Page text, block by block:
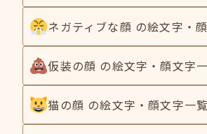
ネガティブな顔 の絵文字・
仮装の顔 の絵文字・顔文字
猫の顔 の絵文字・顔文字一覧